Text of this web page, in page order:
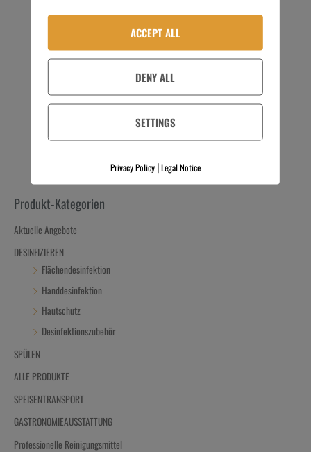
Produkt-Kategorien
Aktuelle Angebote
DESINFIZIEREN
Flächendesinfektion
Handdesinfektion
Hautschutz
Desinfektionszubehör
SPÜLEN
ALLE PRODUKTE
SPEISENTRANSPORT
GASTRONOMIEAUSSTATTUNG
Professionelle Reinigungsmittel
5,60€/kg
exkl. 19 % MwSt.
IN DEN WARENKORB
ACCEPT ALL
DENY ALL
SETTINGS
Privacy Policy|Legal Notice